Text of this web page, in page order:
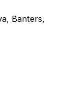
Banters,